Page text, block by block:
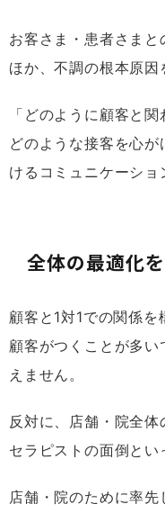
お客さま・患者さま
ほか、不調の根本原因
「どのように顧客と
どのような接客を心
けるコミュニケーショ
全体の最適化
顧客と1対1での関係
顧客がつくことが多
えません。
反対に、店舗・院全
セラピストの面倒とい
店舗・院のために率